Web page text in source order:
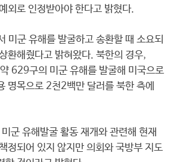
외로 인정받아야 한다고 밝혔다.
미군 유해를 발굴하고 송환할 때 소요되
환해줬다고 밝혀왔다. 북한의 경우,
629구의 미군 유해를 발굴해 미국으로
명목으로 2천2백만 달러를 북한 측에
군 유해발굴 활동 재개와 관련해 현재
정되어 있지 않지만 의회와 국방부 지도